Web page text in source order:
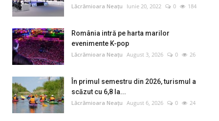
Lăcrămioara Neațu Iunie 20, 2022 0 184
România intră pe harta marilor
evenimente K-pop
Lăcrămioara Neațu August 3, 2026 0 26
În primul semestru din 2026, turismul a
scăzut cu 6,8 la...
Lăcrămioara Neațu August 6, 2026 0 24